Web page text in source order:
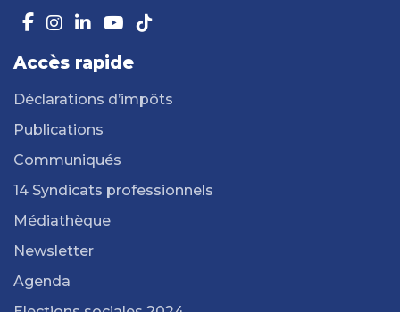
Accès rapide
Déclarations d’impôts
Publications
Communiqués
14 Syndicats professionnels
Médiathèque
Newsletter
Agenda